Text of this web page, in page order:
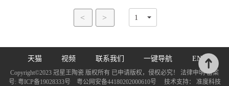
< >
天猫 视频 联系我们 一键导航 EN
Copyright©2023 冠星王陶瓷 版权所有 已申请版权，侵权必究！ 法律申明 备案
号:粤ICP备19028333号 粤公网安备44180202000610号 技术支持： 准度科技